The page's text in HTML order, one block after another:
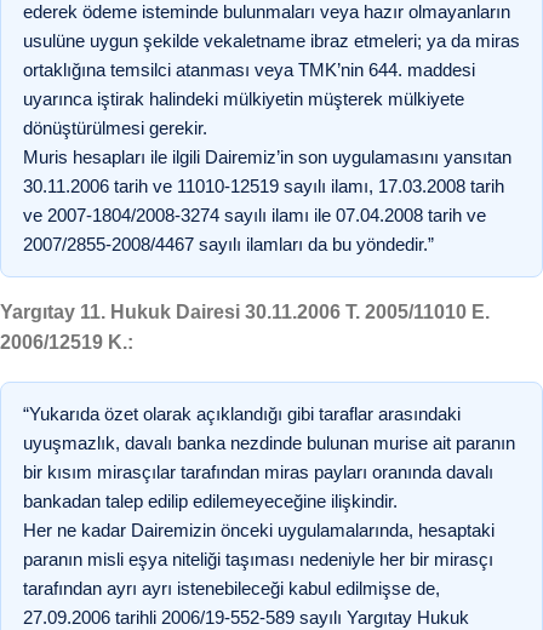
ederek ödeme isteminde bulunmaları veya hazır olmayanların
usulüne uygun şekilde vekaletname ibraz etmeleri; ya da miras
ortaklığına temsilci atanması veya TMK’nin 644. maddesi
uyarınca iştirak halindeki mülkiyetin müşterek mülkiyete
dönüştürülmesi gerekir.
Muris hesapları ile ilgili Dairemiz’in son uygulamasını yansıtan
30.11.2006 tarih ve 11010-12519 sayılı ilamı, 17.03.2008 tarih
ve 2007-1804/2008-3274 sayılı ilamı ile 07.04.2008 tarih ve
2007/2855-2008/4467 sayılı ilamları da bu yöndedir.”
Yargıtay 11. Hukuk Dairesi 30.11.2006 T. 2005/11010 E.
2006/12519 K.:
“Yukarıda özet olarak açıklandığı gibi taraflar arasındaki
uyuşmazlık, davalı banka nezdinde bulunan murise ait paranın
bir kısım mirasçılar tarafından miras payları oranında davalı
bankadan talep edilip edilemeyeceğine ilişkindir.
Her ne kadar Dairemizin önceki uygulamalarında, hesaptaki
paranın misli eşya niteliği taşıması nedeniyle her bir mirasçı
tarafından ayrı ayrı istenebileceği kabul edilmişse de,
27.09.2006 tarihli 2006/19-552-589 sayılı Yargıtay Hukuk